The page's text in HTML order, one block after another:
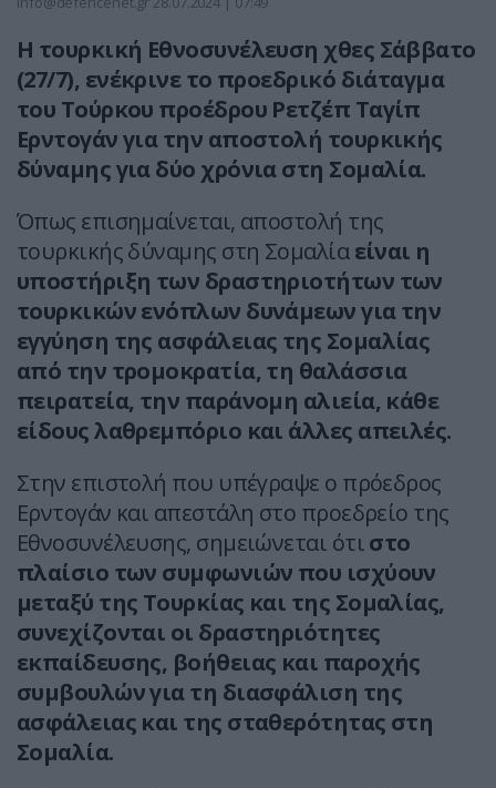
Η τουρκική Εθνοσυνέλευση χθες Σάββατο
(27/7), ενέκρινε το προεδρικό διάταγμα
του Τούρκου προέδρου Ρετζέπ Ταγίπ
Ερντογάν για την αποστολή τουρκικής
δύναμης για δύο χρόνια στη Σομαλία.
Όπως επισημαίνεται, αποστολή της
τουρκικής δύναμης στη Σομαλίαείναι η
υποστήριξη των δραστηριοτήτων των
τουρκικών ενόπλων δυνάμεων για την
εγγύηση της ασφάλειας της Σομαλίας
από την τρομοκρατία, τη θαλάσσια
πειρατεία, την παράνομη αλιεία, κάθε
είδους λαθρεμπόριο και άλλες απειλές.
Στην επιστολή που υπέγραψε ο πρόεδρος
Ερντογάν και απεστάλη στο προεδρείο της
Εθνοσυνέλευσης, σημειώνεται ότιστο
πλαίσιο των συμφωνιών που ισχύουν
μεταξύ της Τουρκίας και της Σομαλίας,
συνεχίζονται οι δραστηριότητες
εκπαίδευσης, βοήθειας και παροχής
συμβουλών για τη διασφάλιση της
ασφάλειας και της σταθερότητας στη
Σομαλία.